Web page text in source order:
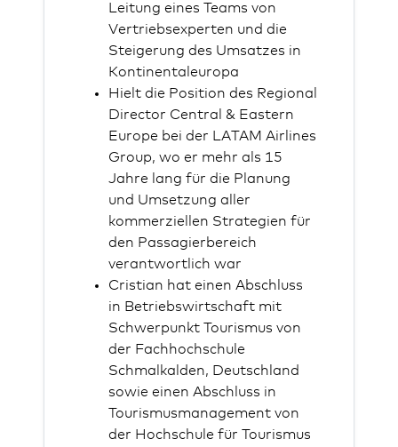
Leitung eines Teams von
Vertriebsexperten und die
Steigerung des Umsatzes in
Kontinentaleuropa
Hielt die Position des Regional
Director Central & Eastern
Europe bei der LATAM Airlines
Group, wo er mehr als 15
Jahre lang für die Planung
und Umsetzung aller
kommerziellen Strategien für
den Passagierbereich
verantwortlich war
Cristian hat einen Abschluss
in Betriebswirtschaft mit
Schwerpunkt Tourismus von
der Fachhochschule
Schmalkalden, Deutschland
sowie einen Abschluss in
Tourismusmanagement von
der Hochschule für Tourismus